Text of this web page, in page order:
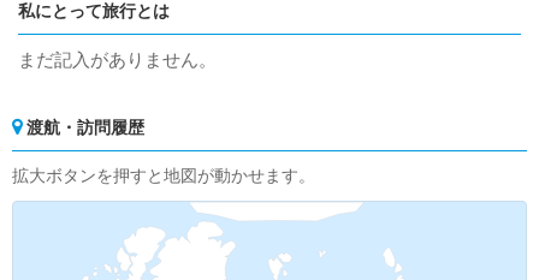
私にとって旅行とは
まだ記入がありません。
渡航・訪問履歴
拡大ボタンを押すと地図が動かせます。